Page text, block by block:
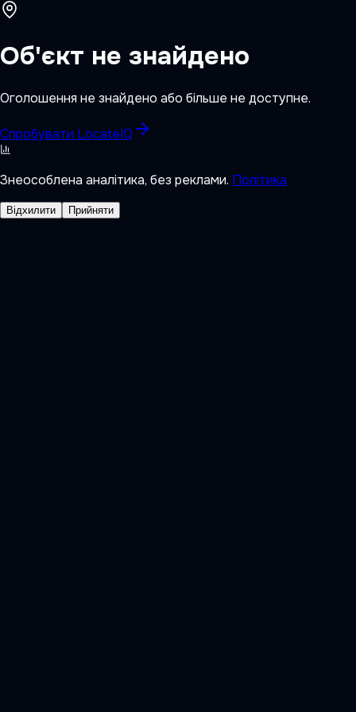
Об'єкт не знайдено
Оголошення не знайдено або більше не доступне.
Спробувати LocateIQ
Знеособлена аналітика, без реклами. Політика
Відхилити Прийняти